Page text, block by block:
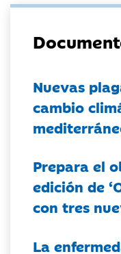
Nuevas
cambio
Prepara el
edición de
con tres
La